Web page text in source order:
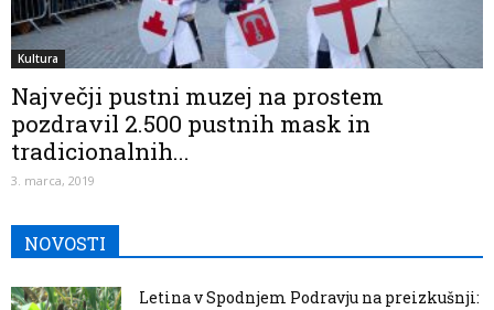
Kultura
Največji pustni muzej na prostem
pozdravil 2.500 pustnih mask in
tradicionalnih...
3. marca, 2019
NOVOSTI
Letina v Spodnjem Podravju na preizkušnji: